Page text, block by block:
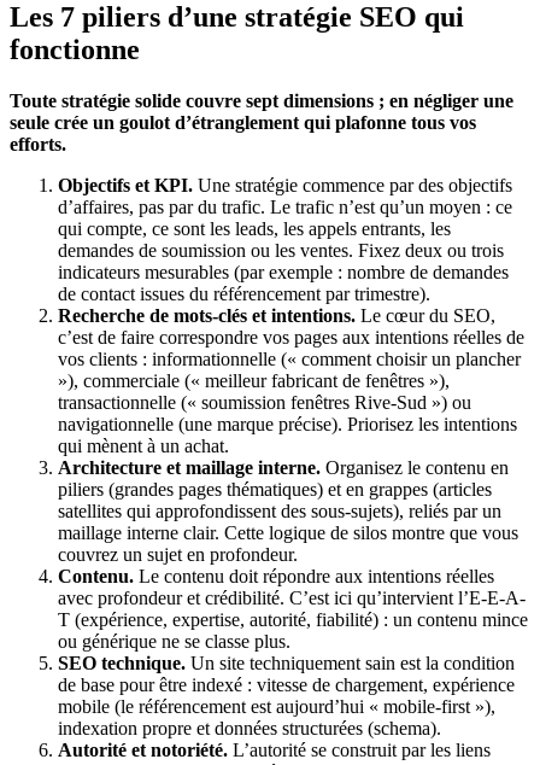
Les 7 piliers d’une stratégie SEO qui
fonctionne
Toute stratégie solide couvre sept dimensions ; en négliger une
seule crée un goulot d’étranglement qui plafonne tous vos
efforts.
Objectifs et KPI. Une stratégie commence par des objectifs
d’affaires, pas par du trafic. Le trafic n’est qu’un moyen : ce
qui compte, ce sont les leads, les appels entrants, les
demandes de soumission ou les ventes. Fixez deux ou trois
indicateurs mesurables (par exemple : nombre de demandes
de contact issues du référencement par trimestre).
Recherche de mots-clés et intentions. Le cœur du SEO,
c’est de faire correspondre vos pages aux intentions réelles de
vos clients : informationnelle (« comment choisir un plancher
»), commerciale (« meilleur fabricant de fenêtres »),
transactionnelle (« soumission fenêtres Rive-Sud ») ou
navigationnelle (une marque précise). Priorisez les intentions
qui mènent à un achat.
Architecture et maillage interne. Organisez le contenu en
piliers (grandes pages thématiques) et en grappes (articles
satellites qui approfondissent des sous-sujets), reliés par un
maillage interne clair. Cette logique de silos montre que vous
couvrez un sujet en profondeur.
Contenu. Le contenu doit répondre aux intentions réelles
avec profondeur et crédibilité. C’est ici qu’intervient l’E-E-A-
T (expérience, expertise, autorité, fiabilité) : un contenu mince
ou générique ne se classe plus.
SEO technique. Un site techniquement sain est la condition
de base pour être indexé : vitesse de chargement, expérience
mobile (le référencement est aujourd’hui « mobile-first »),
indexation propre et données structurées (schema).
Autorité et notoriété. L’autorité se construit par les liens